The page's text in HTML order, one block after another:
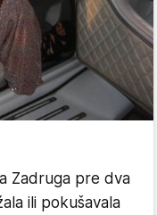
Zadruga pre dva
ili pokušavala